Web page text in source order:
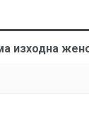
изходна